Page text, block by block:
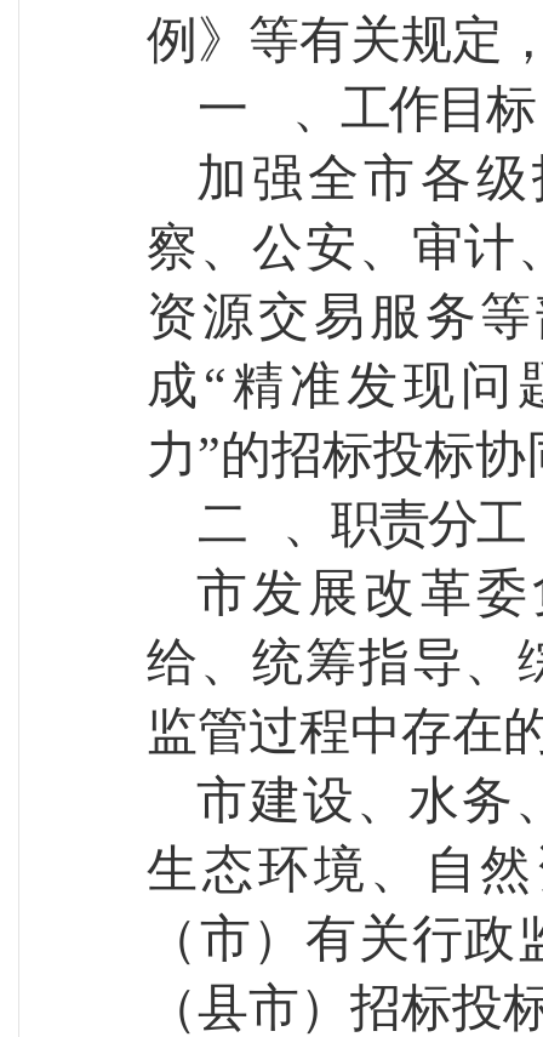
例》等有关规定
一
、工作目标
加强全市各级
察、公安、 审计
资源交易服务
成“精准发现问
力”的招标投标
二
、 职责分工
市发展改革
给、统筹指导、
监管过程中存在
市建设、水务
生态环境、自
（市）有关行政
（县市） 招标投